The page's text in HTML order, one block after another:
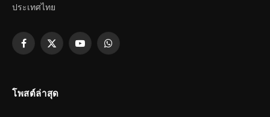
ประเทศไทย
Facebook
X
YouTubeWhatsApp
โพสต์ล่าสุด